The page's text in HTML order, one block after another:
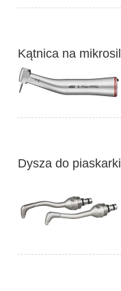
Kątnica na
Dysza do